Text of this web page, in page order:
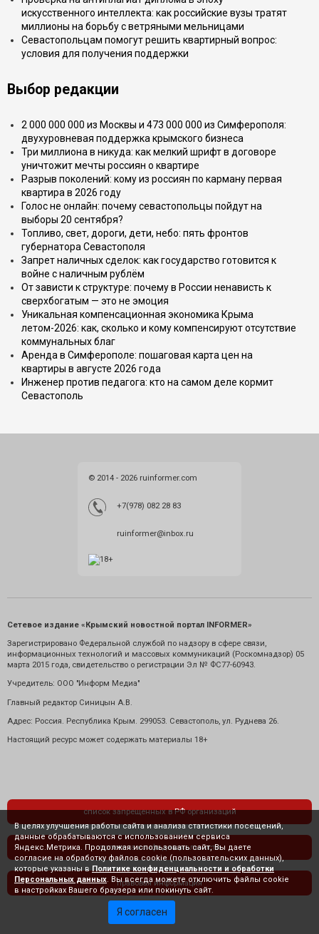
искусственного интеллекта: как российские вузы тратят
миллионы на борьбу с ветряными мельницами
Севастопольцам помогут решить квартирный вопрос:
условия для получения поддержки
Выбор редакции
2 000 000 000 из Москвы и 473 000 000 из Симферополя:
двухуровневая поддержка крымского бизнеса
Три миллиона в никуда: как мелкий шрифт в договоре
уничтожит мечты россиян о квартире
Разрыв поколений: кому из россиян по карману первая
квартира в 2026 году
Голос не онлайн: почему севастопольцы пойдут на
выборы 20 сентября?
Топливо, свет, дороги, дети, небо: пять фронтов
губернатора Севастополя
Запрет наличных сделок: как государство готовится к
войне с наличным рублём
От зависти к структуре: почему в России ненависть к
сверхбогатым — это не эмоция
Уникальная компенсационная экономика Крыма
летом-2026: как, сколько и кому компенсируют отсутствие
коммунальных благ
Аренда в Симферополе: пошаговая карта цен на
квартиры в августе 2026 года
Инженер против педагога: кто на самом деле кормит
Севастополь
© 2014 - 2026 ruinformer.com
+7(978) 082 28 83
ruinformer@inbox.ru
Сетевое издание «Крымский новостной портал INFORMER»
Зарегистрировано Федеральной службой по надзору в сфере связи,
информационных технологий и массовых коммуникаций (Роскомнадзор) 05
марта 2015 года, свидетельство о регистрации Эл № ФС77-60943.
Учредитель: ООО "Информ Медиа"
Главный редактор Синицын А.В.
Адрес: Россия. Республика Крым. 299053. Севастополь, ул. Руднева 26.
Настоящий ресурс может содержать материалы 18+
список запрещенных в РФ организаций
политика конфиденциальности
правовая информация
В целях улучшения работы сайта и анализа статистики посещений,
данные обрабатываются с использованием сервиса
Яндекс.Метрика. Продолжая использовать сайт, Вы даете
согласие на обработку файлов cookie (пользовательских данных),
которые указаны в Политике конфиденциальности и обработки
Персональных данных . Вы всегда можете отключить файлы cookie
в настройках Вашего браузера или покинуть сайт.
Я согласен